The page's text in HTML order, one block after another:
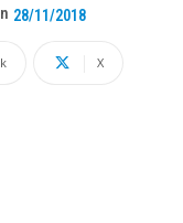
28/11/2018
X